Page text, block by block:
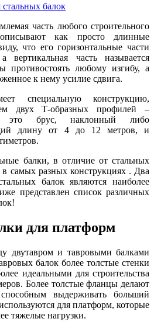
часть любого строительного
как просто длинные
что его горизонтальные части
вертикальная часть называется
противостоять любому изгибу, а
к нему усилие сдвига.
специальную конструкцию,
двух Т-образных профилей –
брус, наклонный либо
длину от 4 до 12 метров, и
балки, в отличие от стальных
самых разных конструкциях . Два
балок являются наиболее
представлен список различных
для платформ
двутавром и тавровыми балками
балок более толстые стенки
идеальными для строительства
Более толстые фланцы делают
выдерживать больший
для платформ, которые
тяжелые нагрузки.